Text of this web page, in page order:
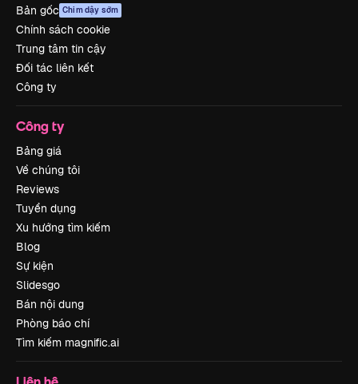
Bản gốc Chim dậy sớm
Chính sách cookie
Trung tâm tin cậy
Đối tác liên kết
Công ty
Công ty
Bảng giá
Về chúng tôi
Reviews
Tuyển dụng
Xu hướng tìm kiếm
Blog
Sự kiện
Slidesgo
Bán nội dung
Phòng báo chí
Tìm kiếm magnific.ai